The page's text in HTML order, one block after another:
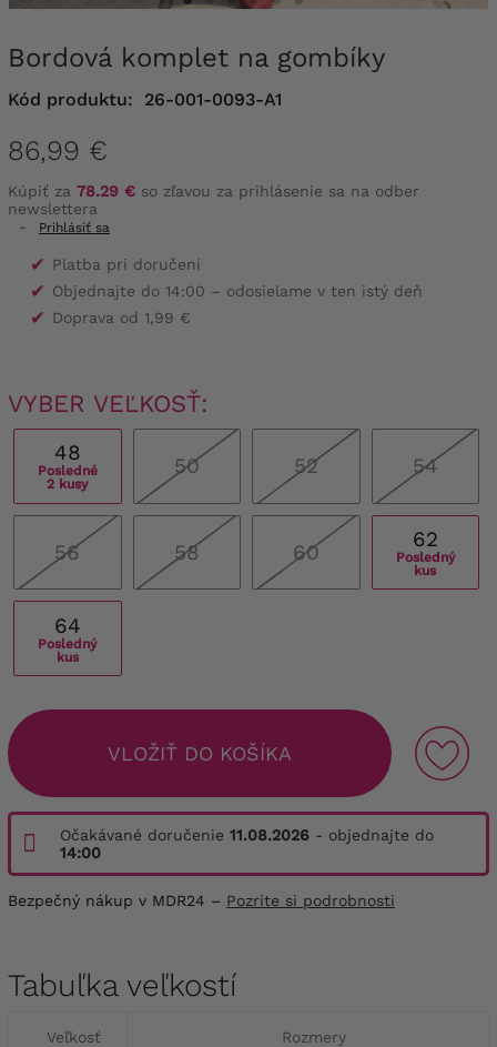
Bordová komplet na gombíky
Kód produktu: 26-001-0093-A1
86,99 €
Kúpiť za 78.29 € so zľavou za prihlásenie sa na odber
newslettera
-
Prihlásiť sa
✔ Platba pri doručení
✔ Objednajte do 14:00 – odosielame v ten istý deň
✔ Doprava od 1,99 €
VYBER VEĽKOSŤ:
48
Posledné
2 kusy
50 52 54
56 58 60
62
Posledný
kus
64
Posledný
kus
VLOŽIŤ DO KOŠÍKA
Očakávané doručenie 11.08.2026 - objednajte do
14:00
Bezpečný nákup v MDR24 – Pozrite si podrobnosti
Tabuľka veľkostí
Veľkosť Rozmery